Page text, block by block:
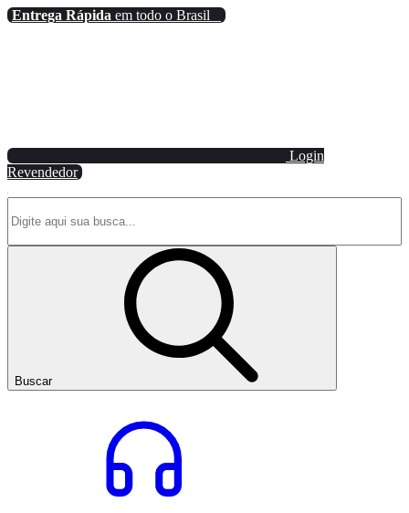
Entrega Rápida em todo o Brasil
Login
Revendedor
Buscar